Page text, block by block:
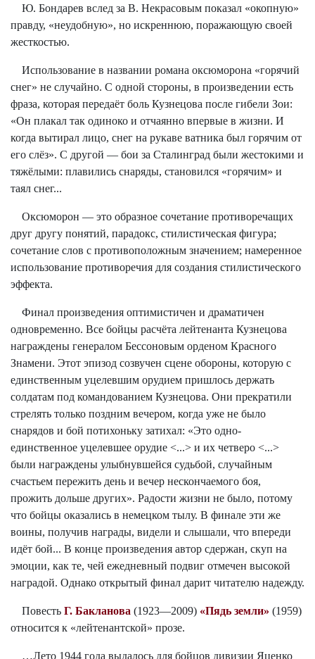
Ю. Бондарев вслед за В. Некрасовым показал «окопную»
правду, «неудобную», но искреннюю, поражающую своей
жесткостью.
Использование в названии романа оксюморона «горячий
снег» не случайно. С одной стороны, в произведении есть
фраза, которая передаёт боль Кузнецова после гибели Зои:
«Он плакал так одиноко и отчаянно впервые в жизни. И
когда вытирал лицо, снег на рукаве ватника был горячим от
его слёз». С другой — бои за Сталинград были жестокими и
тяжёлыми: плавились снаряды, становился «горячим» и
таял снег...
Оксюморон — это образное сочетание противоречащих
друг другу понятий, парадокс, стилистическая фигура;
сочетание слов с противоположным значением; намеренное
использование противоречия для создания стилистического
эффекта.
Финал произведения оптимистичен и драматичен
одновременно. Все бойцы расчёта лейтенанта Кузнецова
награждены генералом Бессоновым орденом Красного
Знамени. Этот эпизод созвучен сцене обороны, которую с
единственным уцелевшим орудием пришлось держать
солдатам под командованием Кузнецова. Они прекратили
стрелять только поздним вечером, когда уже не было
снарядов и бой потихоньку затихал: «Это одно-
единственное уцелевшее орудие <...> и их четверо <...>
были награждены улыбнувшейся судьбой, случайным
счастьем пережить день и вечер нескончаемого боя,
прожить дольше других». Радости жизни не было, потому
что бойцы оказались в немецком тылу. В финале эти же
воины, получив награды, видели и слышали, что впереди
идёт бой... В конце произведения автор сдержан, скуп на
эмоции, как те, чей ежедневный подвиг отмечен высокой
наградой. Однако открытый финал дарит читателю надежду.
Повесть Г. Бакланова (1923—2009) «Пядь земли» (1959)
относится к «лейтенантской» прозе.
…Лето 1944 года выдалось для бойцов дивизии Яценко